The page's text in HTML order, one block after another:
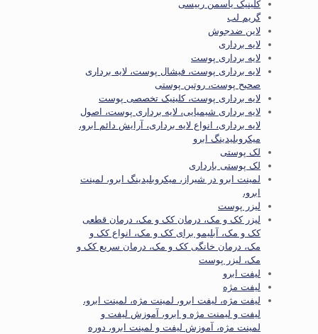
کلینیک یاسمن رییسی
گریم لب
لاین ضدجوش
لایه برداری
لایه برداری پوست
لایه برداری پوست، فیشال پوست، لایه برداری
صحیح پوست، روتین پوستی
لایه برداری پوست، کلینیک تخصصی پوست
لایه برداری شیمیایی، لایه برداری پوست، اصول
لایه برداری، انواع لایه برداری، آرایش دائم ابرو،
میکروبلیدینگ ابرو
لک پوستی
لک پوستی بارداری
لمینت ابرو در شیراز، میکروبلیدینگ ابرو، لمینت
ابرو،
لیزر پوست
لیزر کک و مک، درمان کک و مک، درمان قطعی
کک و مک، آبلیمو برای کک و مک، انواع کک و
مک، درمان خانگی کک و مک، درمان سریع کک و
مک، لیزر پوست
لیفت ابرو
لیفت مژه
لیفت مژه، لیفت ابرو، لمینت مژه، لمینت ابرو،
لیفت و لیمنت مژه و ابرو، آموزش لیفت و
لمینت مژه، آموزش لیفت و لمینت ابرو، دوره